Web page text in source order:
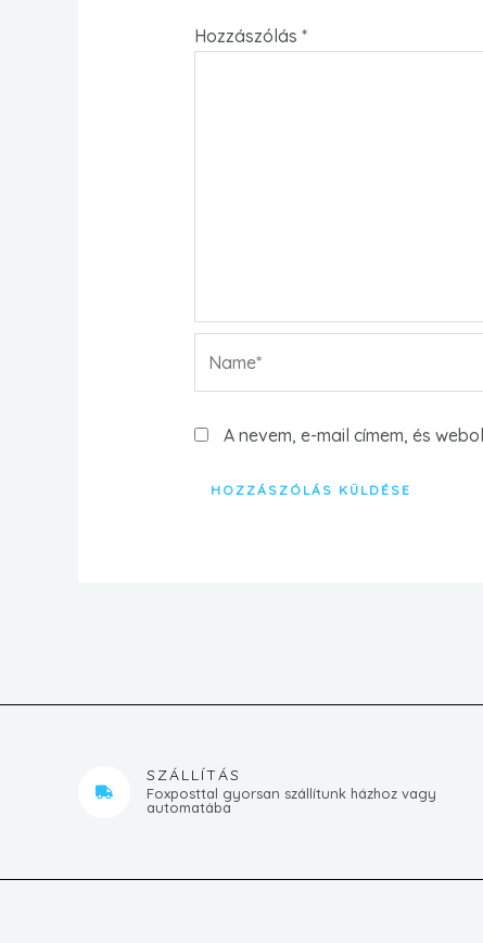
Hozzászólás *
A nevem, e-mail címem, és
SZÁLLÍTÁS
Foxposttal gyorsan szállítunk házhoz vagy
automatába